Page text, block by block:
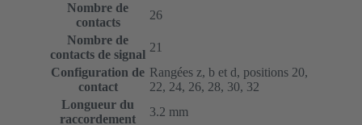
Nombre de
contacts
26
Nombre de
contacts de signal
21
Configuration de
contact
Rangées z, b et d, positions 20,
22, 24, 26, 28, 30, 32
Longueur du
raccordement
3.2 mm